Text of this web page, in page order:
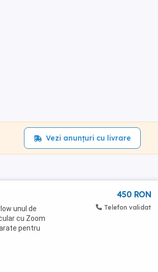
Vezi anunțuri cu livrare
unul de
cu Zoom
pentru
450 RON
Telefon validat